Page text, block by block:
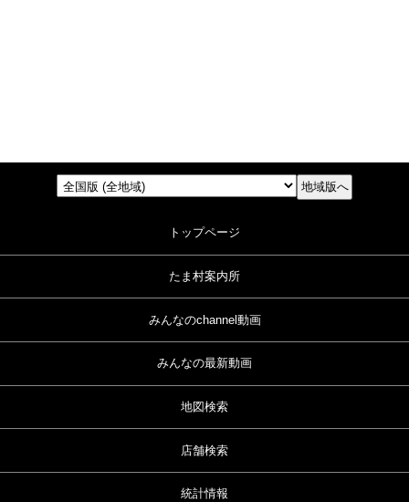
トップページ
たま村案内所
みんなのchannel動画
みんなの最新動画
地図検索
店舗検索
統計情報